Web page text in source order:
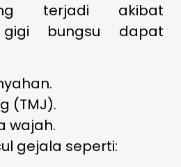
terjadi akibat
gigi bungsu dapat
(TMJ).
wajah.
gejala seperti: